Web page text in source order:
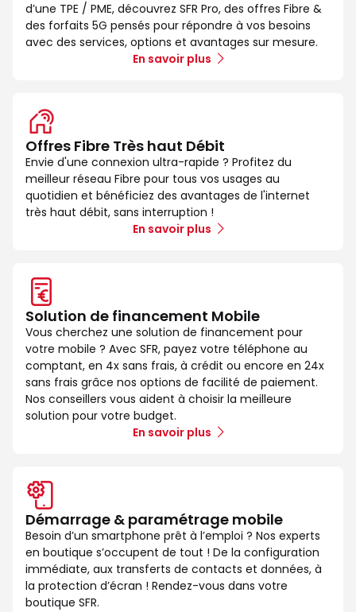
d’une TPE / PME, découvrez SFR Pro, des offres Fibre &
des forfaits 5G pensés pour répondre à vos besoins
avec des services, options et avantages sur mesure.
En savoir plus
Offres Fibre Très haut Débit
Envie d'une connexion ultra-rapide ? Profitez du
meilleur réseau Fibre pour tous vos usages au
quotidien et bénéficiez des avantages de l'internet
très haut débit, sans interruption !
En savoir plus
Solution de financement Mobile
Vous cherchez une solution de financement pour
votre mobile ? Avec SFR, payez votre téléphone au
comptant, en 4x sans frais, à crédit ou encore en 24x
sans frais grâce nos options de facilité de paiement.
Nos conseillers vous aident à choisir la meilleure
solution pour votre budget.
En savoir plus
Démarrage & paramétrage mobile
Besoin d’un smartphone prêt à l’emploi ? Nos experts
en boutique s’occupent de tout ! De la configuration
immédiate, aux transferts de contacts et données, à
la protection d’écran ! Rendez-vous dans votre
boutique SFR.